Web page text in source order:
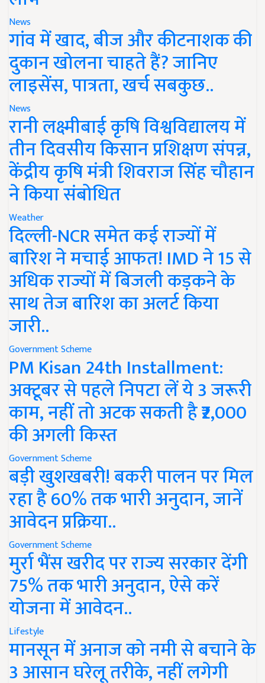
News
गांव में खाद, बीज और कीटनाशक की
दुकान खोलना चाहते हैं? जानिए
लाइसेंस, पात्रता, खर्च सबकुछ..
News
रानी लक्ष्मीबाई कृषि विश्वविद्यालय में
तीन दिवसीय किसान प्रशिक्षण संपन्न,
केंद्रीय कृषि मंत्री शिवराज सिंह चौहान
ने किया संबोधित
Weather
दिल्ली-NCR समेत कई राज्यों में
बारिश ने मचाई आफत! IMD ने 15 से
अधिक राज्यों में बिजली कड़कने के
साथ तेज बारिश का अलर्ट किया
जारी..
Government Scheme
PM Kisan 24th Installment:
अक्टूबर से पहले निपटा लें ये 3 जरूरी
काम, नहीं तो अटक सकती है ₹2,000
की अगली किस्त
Government Scheme
बड़ी खुशखबरी! बकरी पालन पर मिल
रहा है 60% तक भारी अनुदान, जानें
आवेदन प्रक्रिया..
Government Scheme
मुर्रा भैंस खरीद पर राज्य सरकार देंगी
75% तक भारी अनुदान, ऐसे करें
योजना में आवेदन..
Lifestyle
मानसून में अनाज को नमी से बचाने के
3 आसान घरेलू तरीके, नहीं लगेगी